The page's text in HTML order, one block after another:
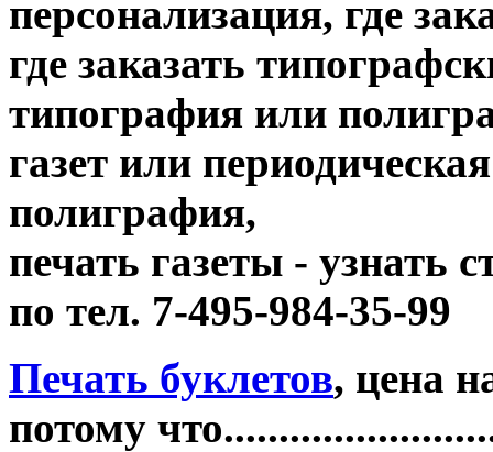
персонализация, где
где заказать
типография или
газет или
полиграфия,
печать газеты - узнать
по тел. 7-495-984-35-99
Печать буклетов, цена
потому